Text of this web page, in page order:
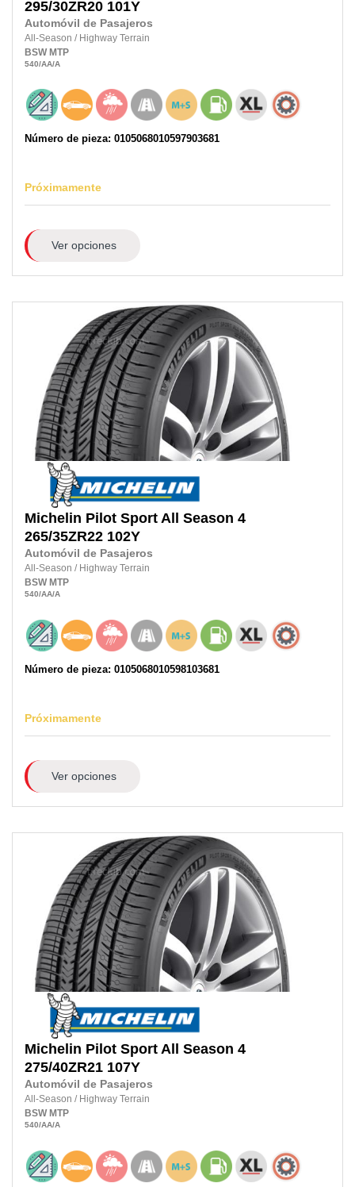
295/30ZR20 101Y
Automóvil de Pasajeros
All-Season / Highway Terrain
BSW MTP
540/AA/A
Número de pieza: 0105068010597903681
Próximamente
Ver opciones
Michelin Pilot Sport All Season 4
265/35ZR22 102Y
Automóvil de Pasajeros
All-Season / Highway Terrain
BSW MTP
540/AA/A
Número de pieza: 0105068010598103681
Próximamente
Ver opciones
Michelin Pilot Sport All Season 4
275/40ZR21 107Y
Automóvil de Pasajeros
All-Season / Highway Terrain
BSW MTP
540/AA/A